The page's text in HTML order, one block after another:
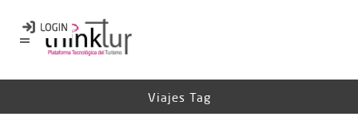
Viajes Tag